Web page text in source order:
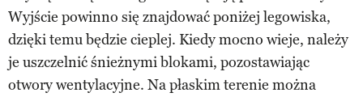
Wyjście powinno się znajdować poniżej legowiska,
dzięki temu będzie cieplej. Kiedy mocno wieje, należy
je uszczelnić śnieżnymi blokami, pozostawiając
otwory wentylacyjne. Na płaskim terenie można